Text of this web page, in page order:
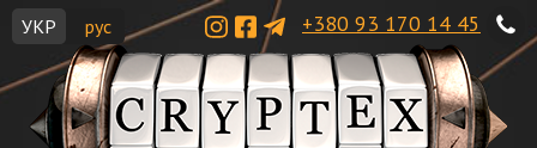
+380 93 170 14 45
УКР рус